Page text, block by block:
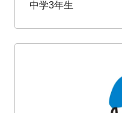
中学3年生